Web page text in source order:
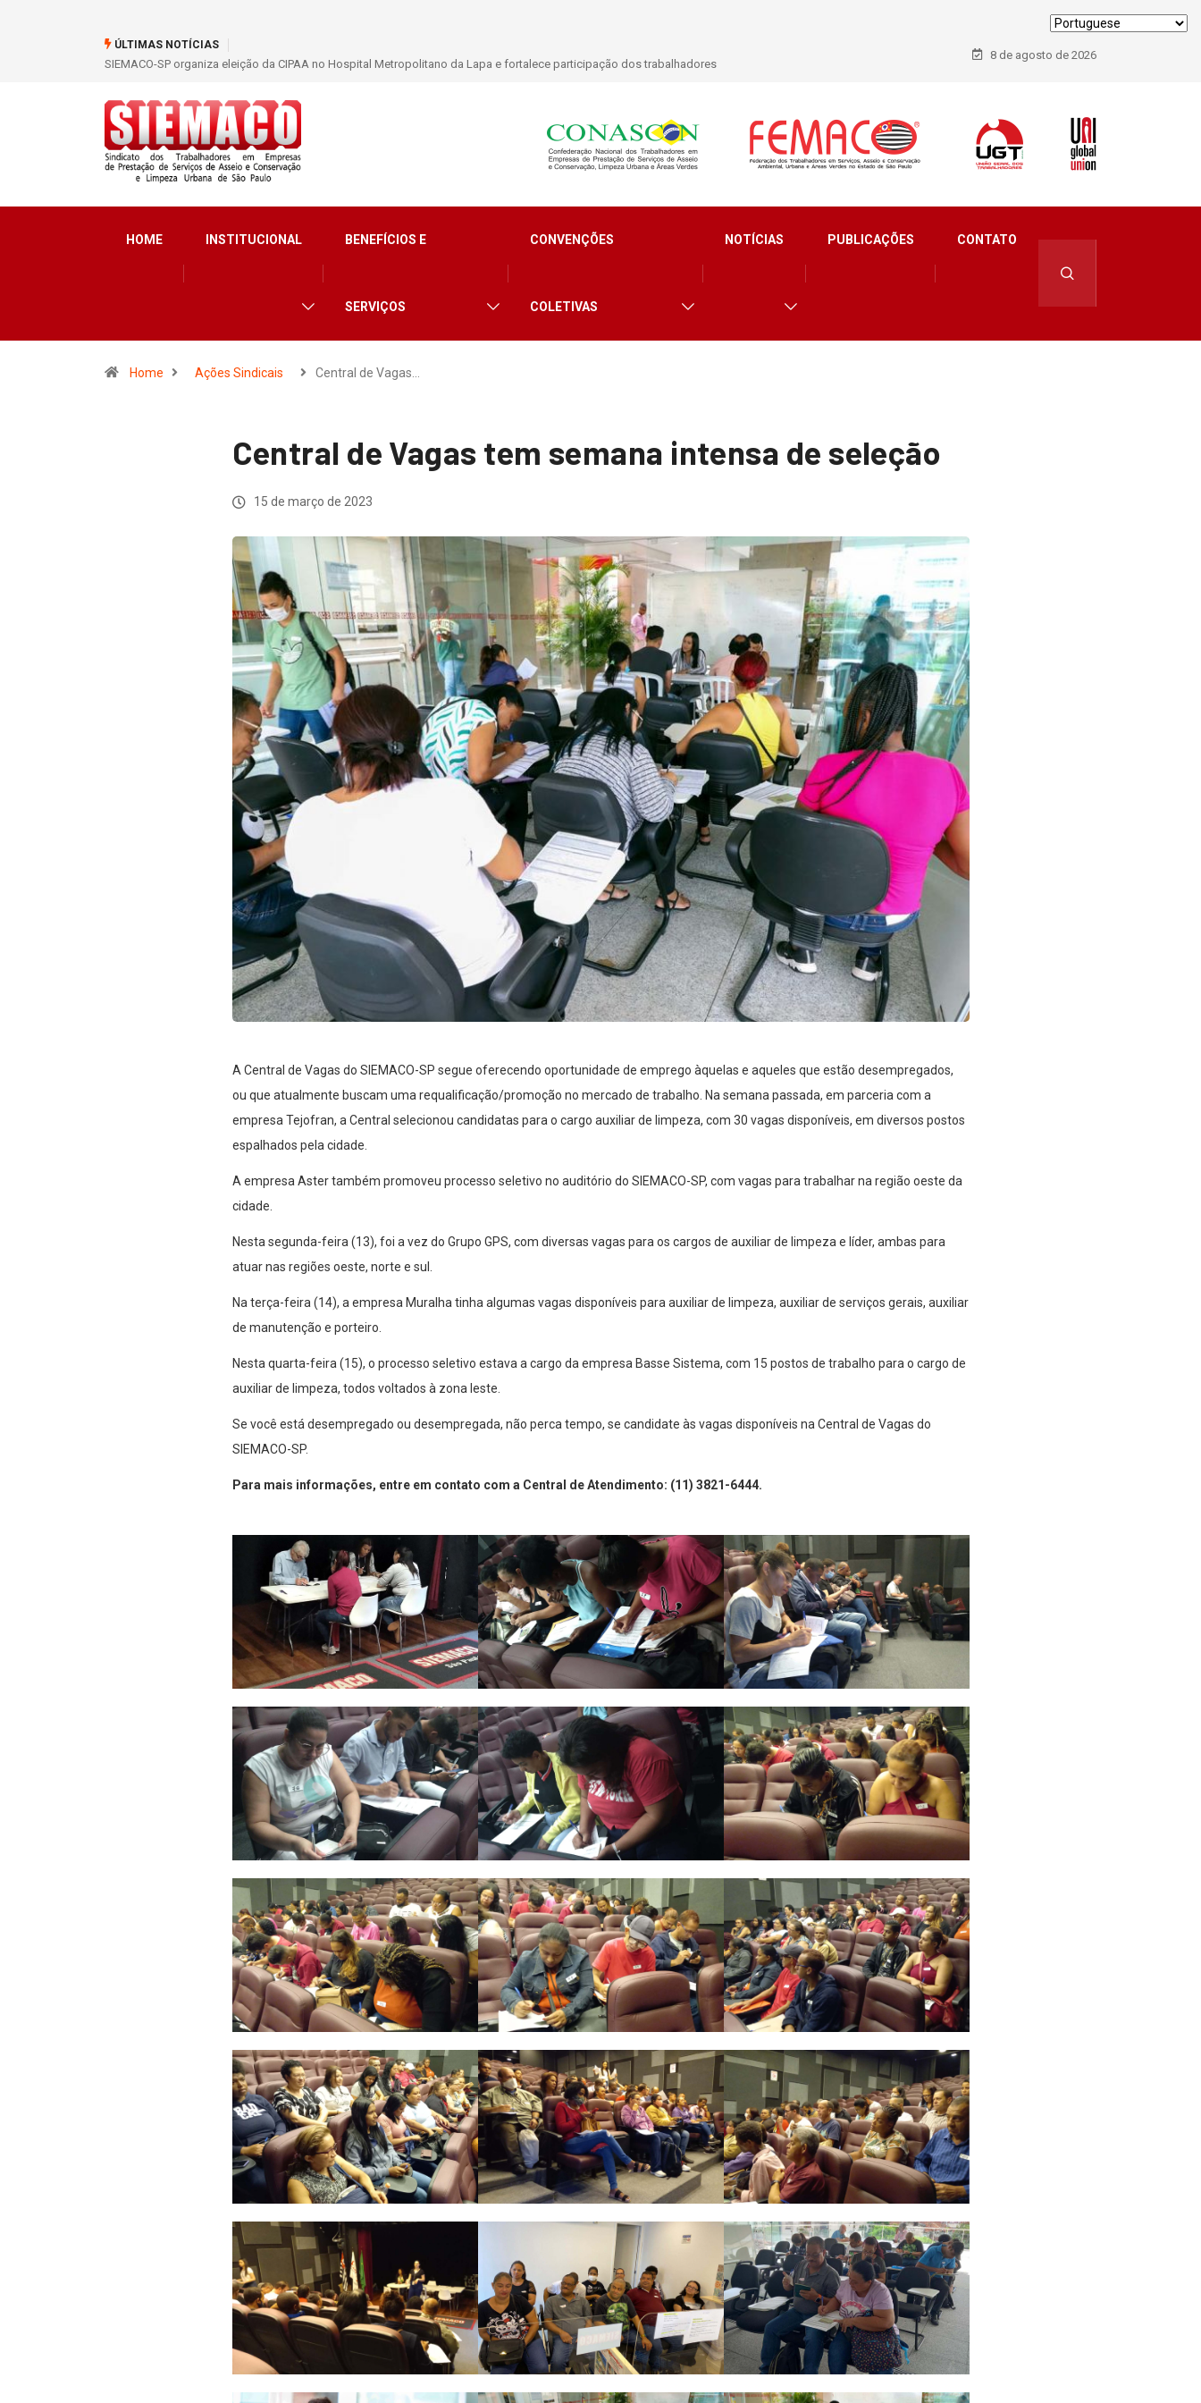
ÚLTIMAS NOTÍCIAS
dos trabalhadoresSIEMACO São Paulo garante mais de 400 benefícios natalidade para trabalhadores do Asseio em 2026
8 de agosto de 2026
HOME INSTITUCIONAL BENEFÍCIOS E
SERVIÇOS
CONVENÇÕES
COLETIVAS
NOTÍCIAS PUBLICAÇÕES CONTATO
Home Ações Sindicais Central de Vagas…
Central de Vagas tem semana intensa de seleção
15 de março de 2023
A Central de Vagas do SIEMACO-SP segue oferecendo oportunidade de emprego àquelas e aqueles que estão desempregados,
ou que atualmente buscam uma requalificação/promoção no mercado de trabalho. Na semana passada, em parceria com a
empresa Tejofran, a Central selecionou candidatas para o cargo auxiliar de limpeza, com 30 vagas disponíveis, em diversos postos
espalhados pela cidade.
A empresa Aster também promoveu processo seletivo no auditório do SIEMACO-SP, com vagas para trabalhar na região oeste da
cidade.
Nesta segunda-feira (13), foi a vez do Grupo GPS, com diversas vagas para os cargos de auxiliar de limpeza e líder, ambas para
atuar nas regiões oeste, norte e sul.
Na terça-feira (14), a empresa Muralha tinha algumas vagas disponíveis para auxiliar de limpeza, auxiliar de serviços gerais, auxiliar
de manutenção e porteiro.
Nesta quarta-feira (15), o processo seletivo estava a cargo da empresa Basse Sistema, com 15 postos de trabalho para o cargo de
auxiliar de limpeza, todos voltados à zona leste.
Se você está desempregado ou desempregada, não perca tempo, se candidate às vagas disponíveis na Central de Vagas do
SIEMACO-SP.
Para mais informações, entre em contato com a Central de Atendimento: (11) 3821-6444.